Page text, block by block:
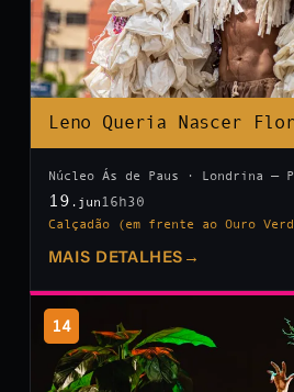
Leno Queria Nascer Flor
Núcleo Ás de Paus · Londrina —
19 .jun 16h30
Calçadão (em frente ao Ouro
MAIS DETALHES →
14